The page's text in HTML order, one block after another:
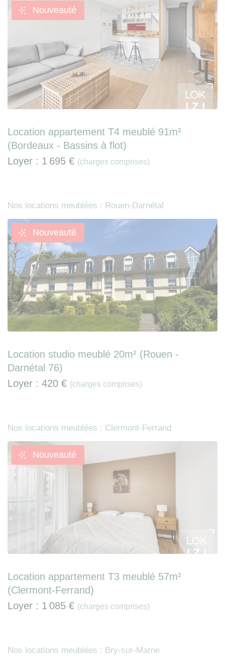
Nouveauté
Location appartement T4 meublé 91m²
(Bordeaux - Bassins à flot)
Loyer : 1 695 € (charges comprises)
Nos locations meublées : Rouen-Darnétal
Nouveauté
Location studio meublé 20m² (Rouen -
Darnétal 76)
Loyer : 420 € (charges comprises)
Nos locations meublées : Clermont-Ferrand
Nouveauté
Location appartement T3 meublé 57m²
(Clermont-Ferrand)
Loyer : 1 085 € (charges comprises)
Nos locations meublées : Bry-sur-Marne